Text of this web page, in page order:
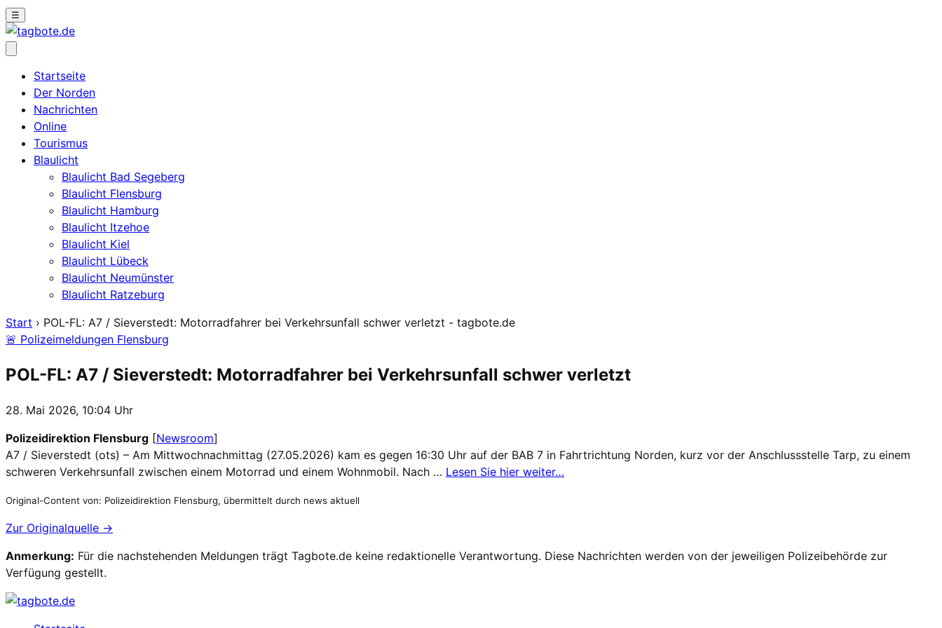
☰
Startseite
Der Norden
Nachrichten
Online
Tourismus
Blaulicht
Blaulicht Bad Segeberg
Blaulicht Flensburg
Blaulicht Hamburg
Blaulicht Itzehoe
Blaulicht Kiel
Blaulicht Lübeck
Blaulicht Neumünster
Blaulicht Ratzeburg
Start › POL-FL: A7 / Sieverstedt: Motorradfahrer bei Verkehrsunfall schwer verletzt - tagbote.de
🚨 Polizeimeldungen Flensburg
POL-FL: A7 / Sieverstedt: Motorradfahrer bei Verkehrsunfall schwer verletzt
28. Mai 2026, 10:04 Uhr
Polizeidirektion Flensburg [Newsroom]
A7 / Sieverstedt (ots) – Am Mittwochnachmittag (27.05.2026) kam es gegen 16:30 Uhr auf der BAB 7 in Fahrtrichtung Norden, kurz vor der Anschlussstelle Tarp, zu einem
schweren Verkehrsunfall zwischen einem Motorrad und einem Wohnmobil. Nach … Lesen Sie hier weiter…
Original-Content von: Polizeidirektion Flensburg, übermittelt durch news aktuell
Zur Originalquelle →
Anmerkung: Für die nachstehenden Meldungen trägt Tagbote.de keine redaktionelle Verantwortung. Diese Nachrichten werden von der jeweiligen Polizeibehörde zur
Verfügung gestellt.